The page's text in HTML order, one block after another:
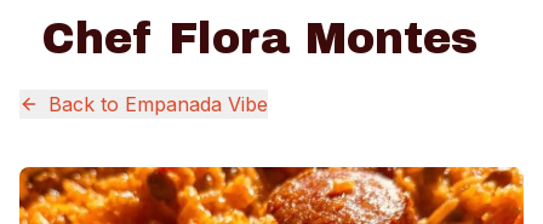
Chef Flora Montes
Back to Empanada Vibe